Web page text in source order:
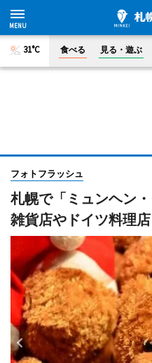
31°C 食べる 見る・遊ぶ
フォトフラッシュ
札幌で「ミュンヘン
雑貨店やドイツ料理